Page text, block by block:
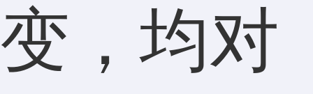
变，均对